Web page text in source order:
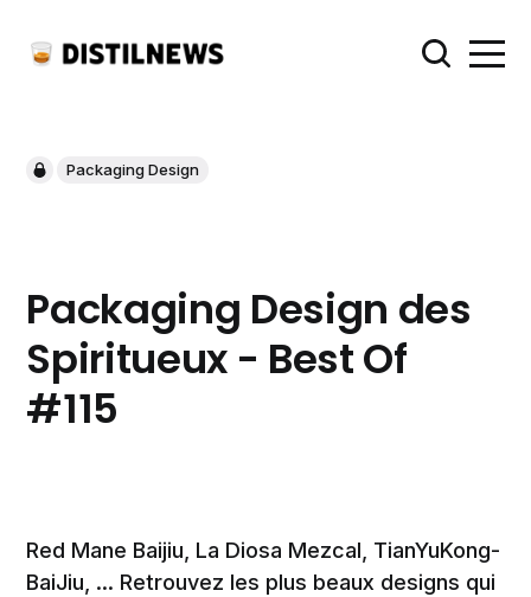
Packaging Design
Packaging Design des
Spiritueux - Best Of
#115
Red Mane Baijiu, La Diosa Mezcal, TianYuKong-
BaiJiu, ... Retrouvez les plus beaux designs qui